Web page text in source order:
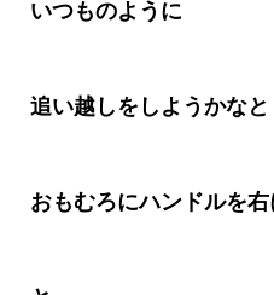
いつものように
追い越しをしようかなと
おもむろにハンドルを